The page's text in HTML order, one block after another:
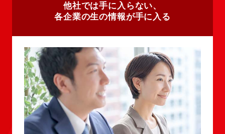
他社では手に入らない、
各企業の生の情報が手に入る